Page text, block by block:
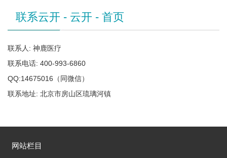
联系云开 - 云开 - 首页
联系人: 神鹿医疗
联系电话: 400-993-6860
QQ:14675016（同微信）
联系地址: 北京市房山区琉璃河镇
网站栏目